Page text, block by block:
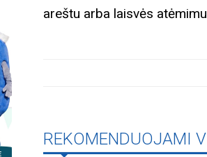
areštu arba laisvės
REKOMENDUOJAMI